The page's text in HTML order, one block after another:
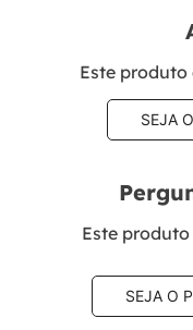
Este
SEJA
Este
SEJA O